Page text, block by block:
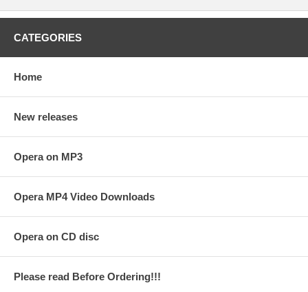
CATEGORIES
Home
New releases
Opera on MP3
Opera MP4 Video Downloads
Opera on CD disc
Please read Before Ordering!!!